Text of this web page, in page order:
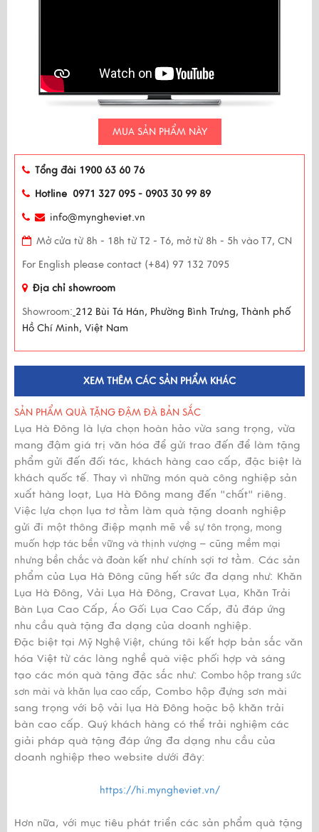
MUA SẢN PHẨM NÀY
Tổng đài 1900 63 60 76
Hotline 0971 327 095 - 0903 30 99 89
info@myngheviet.vn
Mở cửa từ 8h - 18h từ T2 - T6, mở từ 8h - 5h vào T7, CN
For English please contact (+84) 97 132 7095
Địa chỉ showroom
Showroom: 212 Bùi Tá Hán, Phường Bình Trưng, Thành phố
Hồ Chí Minh, Việt Nam
XEM THÊM CÁC SẢN PHẨM KHÁC
SẢN PHẨM QUÀ TẶNG ĐẬM ĐÀ BẢN SẮC
Lụa Hà Đông là lựa chọn hoàn hảo vừa sang trọng, vừa
mang đậm giá trị văn hóa để gửi trao đến để làm tặng
phẩm gửi đến đối tác, khách hàng cao cấp, đặc biệt là
khách quốc tế. Thay vì những món quà công nghiệp sản
xuất hàng loạt, Lụa Hà Đông mang đến "chất" riêng.
Việc lựa chọn lụa tơ tằm làm quà tặng doanh nghiệp
gửi đi một thông điệp mạnh mẽ về sự tôn trọng, mong
muốn hợp tác bền vững và thịnh vượng – cũng mềm mại
nhưng bền chắc và đoàn kết như chính sợi tơ tằm. Các sản
phẩm của Lụa Hà Đông cũng hết sức đa dạng như: Khăn
Lụa Hà Đông, Vải Lụa Hà Đông, Cravat Lụa, Khăn Trải
Bàn Lụa Cao Cấp, Áo Gối Lụa Cao Cấp, đủ đáp ứng
nhu cầu quà tặng đa dạng của doanh nghiệp.
Đặc biệt tại Mỹ Nghệ Việt, chúng tôi kết hợp bản sắc văn
hóa Việt từ các làng nghề quà việc phối hợp và sáng
tạo các món quà tặng đặc sắc như: Combo hộp trang sức
sơn mài và khăn lụa cao cấp, Combo hộp đựng sơn mài
sang trọng với bộ vải lụa Hà Đông hoặc bộ khăn trải
bàn cao cấp. Quý khách hàng có thể trải nghiệm các
giải pháp quà tặng đáp ứng đa dạng nhu cầu của
doanh nghiệp theo website dưới đây:
https://hi.myngheviet.vn/
Hơn nữa, với mục tiêu phát triển các sản phẩm quà tặng